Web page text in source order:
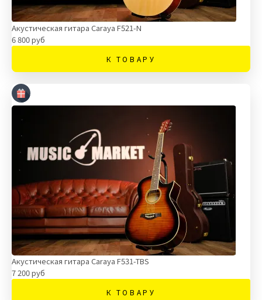
Акустическая гитара Caraya F521-N
6 800 руб
К ТОВАРУ
Акустическая гитара Caraya F531-TBS
7 200 руб
К ТОВАРУ